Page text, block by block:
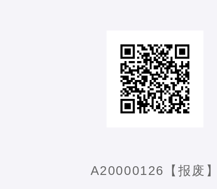
A20000126【报废